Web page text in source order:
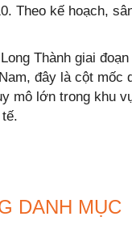
Theo kế hoạch,
Thành giai
đây là cột mốc
mô lớn trong khu
DANH MỤC